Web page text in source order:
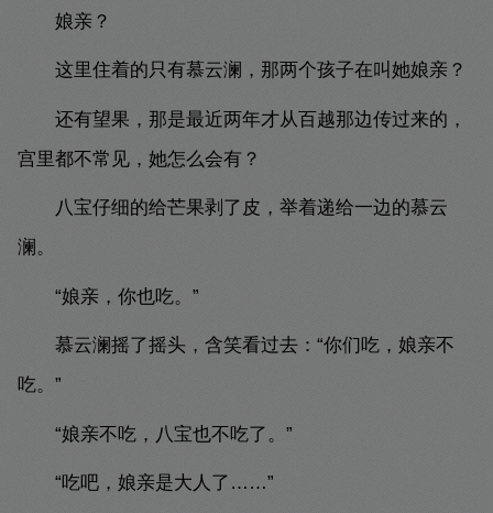
娘亲？
这里住着的只有慕云澜，那两个孩子在叫她娘亲？
还有望果，那是最近两年才从百越那边传过来的，
宫里都不常见，她怎么会有？
八宝仔细的给芒果剥了皮，举着递给一边的慕云
澜。
“娘亲，你也吃。”
慕云澜摇了摇头，含笑看过去：“你们吃，娘亲不
吃。”
“娘亲不吃，八宝也不吃了。”
“吃吧，娘亲是大人了……”